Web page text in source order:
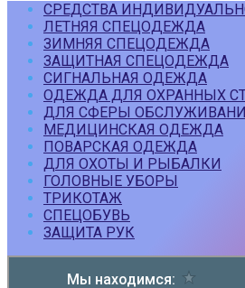
СРЕДСТВА
ЛЕТНЯЯ СПЕЦОДЕЖДА
ЗИМНЯЯ СПЕЦОДЕЖДА
ЗАЩИТНАЯ СПЕЦОДЕЖДА
СИГНАЛЬНАЯ ОДЕЖДА
ОДЕЖДА ДЛЯ ОХРАННЫХ
ДЛЯ СФЕРЫ
МЕДИЦИНСКАЯ ОДЕЖДА
ПОВАРСКАЯ ОДЕЖДА
ДЛЯ ОХОТЫ И РЫБАЛКИ
ГОЛОВНЫЕ УБОРЫ
ТРИКОТАЖ
СПЕЦОБУВЬ
ЗАЩИТА РУК